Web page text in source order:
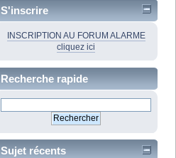
S'inscrire
INSCRIPTION AU FORUM ALARME
cliquez ici
Recherche rapide
Sujet récents